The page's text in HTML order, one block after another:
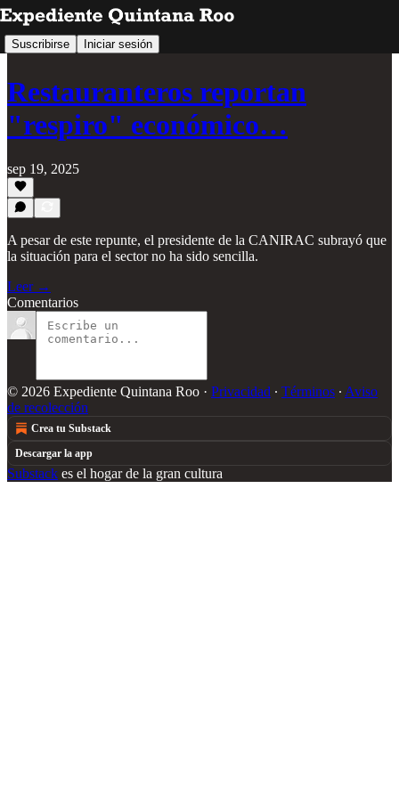
Suscribirse Iniciar sesión
Restauranteros reportan
"respiro" económico…
sep 19, 2025
A pesar de este repunte, el presidente de la CANIRAC subrayó que
la situación para el sector no ha sido sencilla.
Leer →
Comentarios
© 2026 Expediente Quintana Roo · Privacidad ∙ Términos ∙ Aviso
de recolección
Crea tu Substack
Descargar la app
Substack es el hogar de la gran cultura